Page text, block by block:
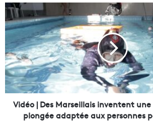
a
r
s
i
l
l
a
i
V
i
d
o
|
D
e
s
Vidéo | Des Marseillais inventent
plongée adaptée aux personnes